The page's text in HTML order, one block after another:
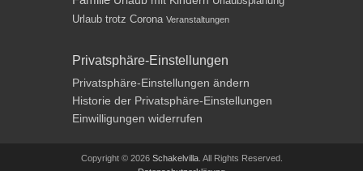
Urlaub trotz Corona Veranstaltungen
Privatsphäre-Einstellungen
Privatsphäre-Einstellungen ändern
Historie der Privatsphäre-Einstellungen
Einwilligungen widerrufen
Copyright © 2026 Schakelvilla. All Rights Reserved.